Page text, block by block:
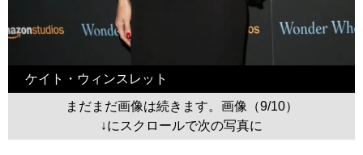
ケイト・ウィンスレット
まだまだ画像は続きます。画像（9/10）
↓にスクロールで次の写真に